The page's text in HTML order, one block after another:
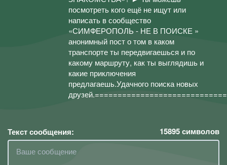
посмотреть кого ещё не ищут или
написать в сообщество
«СИМФЕРОПОЛЬ - НЕ В ПОИСКЕ »
анонимный пост о том в каком
транспорте ты передвигаешься и по
какому маршруту, как ты выглядишь и
какие приключения
предлагаешь.Удачного поиска новых
друзей.=============================
Текст сообщения: 15895символов